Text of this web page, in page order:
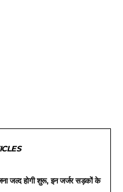
जल्द होगी शुरू, इन जर्जर सड़कों के